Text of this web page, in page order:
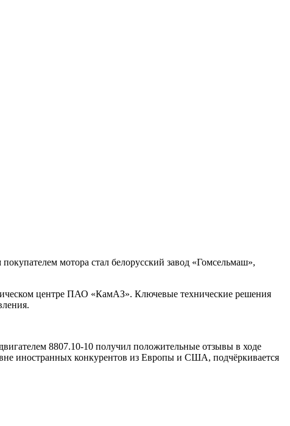
мотора стал белорусский завод «Гомсельмаш»,
центре ПАО «КамАЗ». Ключевые технические решения
8807.10-10 получил положительные отзывы в ходе
иностранных конкурентов из Европы и США, подчёркивается